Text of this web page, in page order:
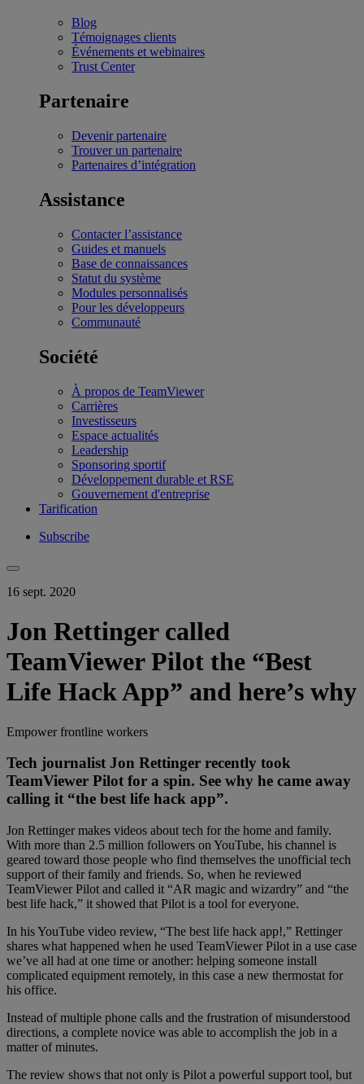
Blog
Témoignages clients
Événements et webinaires
Trust Center
Partenaire
Devenir partenaire
Trouver un partenaire
Partenaires d’intégration
Assistance
Contacter l’assistance
Guides et manuels
Base de connaissances
Statut du système
Modules personnalisés
Pour les développeurs
Communauté
Société
À propos de TeamViewer
Carrières
Investisseurs
Espace actualités
Leadership
Sponsoring sportif
Développement durable et RSE
Gouvernement d'entreprise
Tarification
Subscribe
16 sept. 2020
Jon Rettinger called
TeamViewer Pilot the “Best
Life Hack App” and here’s why
Empower frontline workers
Tech journalist Jon Rettinger recently took
TeamViewer Pilot for a spin. See why he came away
calling it “the best life hack app”.
Jon Rettinger makes videos about tech for the home and family.
With more than 2.5 million followers on YouTube, his channel is
geared toward those people who find themselves the unofficial tech
support of their family and friends. So, when he reviewed
TeamViewer Pilot and called it “AR magic and wizardry” and “the
best life hack,” it showed that Pilot is a tool for everyone.
In his YouTube video review, “The best life hack app!,” Rettinger
shares what happened when he used TeamViewer Pilot in a use case
we’ve all had at one time or another: helping someone install
complicated equipment remotely, in this case a new thermostat for
his office.
Instead of multiple phone calls and the frustration of misunderstood
directions, a complete novice was able to accomplish the job in a
matter of minutes.
The review shows that not only is Pilot a powerful support tool, but